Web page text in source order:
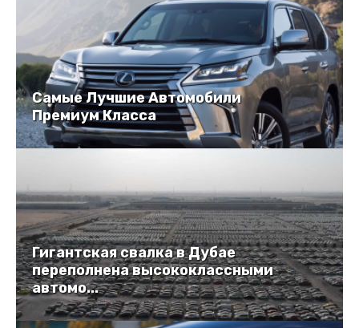
Самые Лучшие Автомобили
Премиум Класса
Гигантская свалка в Дубае
переполнена высококлассными
автомо...